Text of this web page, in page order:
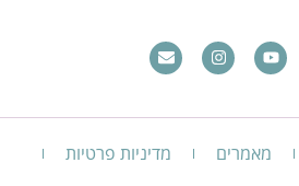
מאמרים מדיניות פרטיות